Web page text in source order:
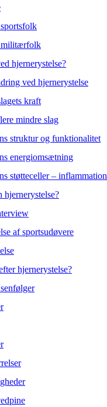
militærfolk
hjernerystelse?
ved hjernerystelse
kraft
mindre slag
struktur og funktionalitet
energiomsætning
støtteceller – inflammation
hjernerystelse?
af sportsudøvere
hjernerystelse?